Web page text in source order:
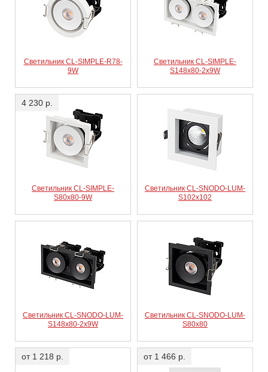
Светильник CL-SIMPLE-R78-
9W
Светильник CL-SIMPLE-
S148x80-2x9W
4 230 р.
Светильник CL-SIMPLE-
S80x80-9W
Светильник CL-SNODO-LUM-
S102x102
Светильник CL-SNODO-LUM-
S148x80-2x9W
Светильник CL-SNODO-LUM-
S80x80
от 1 218 р. от 1 466 р.